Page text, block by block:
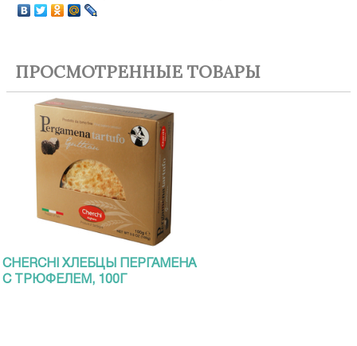
ПРОСМОТРЕННЫЕ ТОВАРЫ
CHERCHI ХЛЕБЦЫ ПЕРГАМЕНА
С ТРЮФЕЛЕМ, 100Г